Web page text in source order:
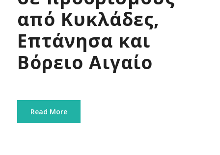
από Κυκλάδες,
Επτάνησα και
Βόρειο Αιγαίο
Read More